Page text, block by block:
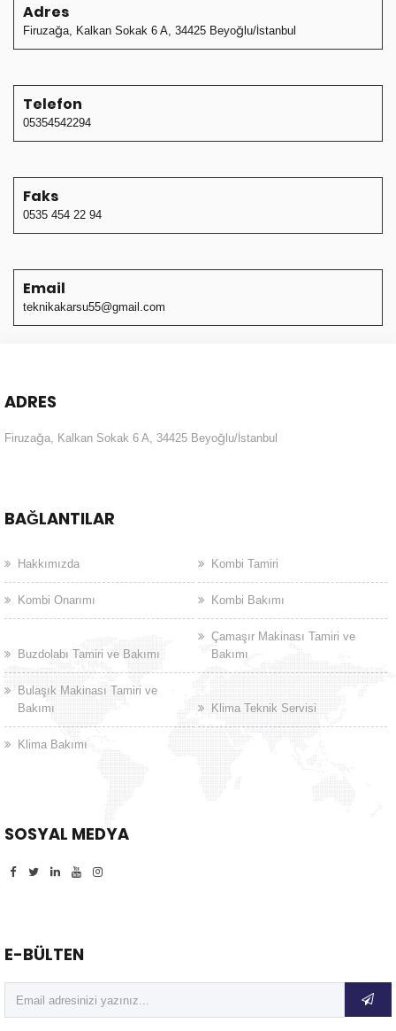
Adres
Firuzağa, Kalkan Sokak 6 A, 34425 Beyoğlu/İstanbul
Telefon
05354542294
Faks
0535 454 22 94
Email
teknikakarsu55@gmail.com
ADRES
Firuzağa, Kalkan Sokak 6 A, 34425 Beyoğlu/İstanbul
BAĞLANTILAR
Hakkımızda Kombi Tamiri
Kombi Onarımı Kombi Bakımı
Buzdolabı Tamiri ve Bakımı
Çamaşır Makinası Tamiri ve
Bakımı
Bulaşık Makinası Tamiri ve
Bakımı
Klima Teknik Servisi
Klima Bakımı
SOSYAL MEDYA
E-BÜLTEN